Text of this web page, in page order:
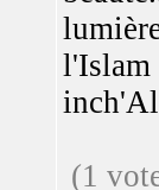
l'Islam
(1